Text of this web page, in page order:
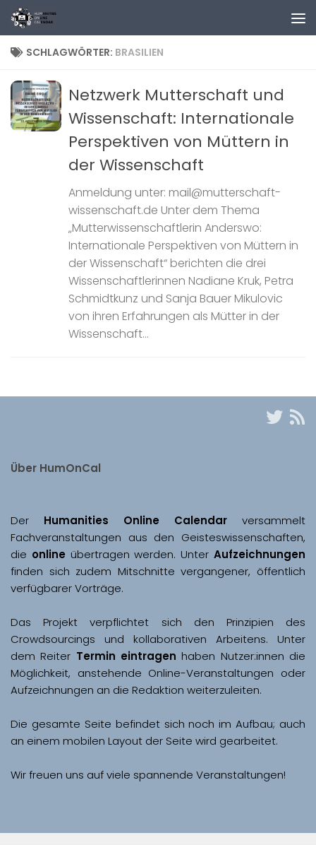
Zum Inhalt springen
SCHLAGWÖRTER: BRASILIEN
Netzwerk Mutterschaft und
Wissenschaft: Internationale
Perspektiven von Müttern in
der Wissenschaft
Anmeldung unter: mail@mutterschaft-
wissenschaft.de Unter dem Thema
„Mutterwissenschaftlerin Anderswo:
Internationale Perspektiven von Müttern in
der Wissenschaft“ berichten die drei
Wissenschaftlerinnen Nadiane Kruk, Petra
Schmidtkunz und Sanja Bauer Mikulovic
von ihren Erfahrungen als Mütter in der
Wissenschaft...
Über HumOnCal
Der Humanities Online Calendar versammelt
Fachveranstaltungen aus den Geisteswissenschaften,
die online übertragen werden. Unter Aufzeichnungen
finden sich zudem Mitschnitte vergangener, öffentlich
Das Projekt verpflichtet sich den Prinzipien des
Crowdsourcings und kollaborativen Arbeitens. Unter
dem Reiter Termin eintragen haben Nutzer:innen die
Möglichkeit, anstehende Online-Veranstaltungen oder
Aufzeichnungen an die Redaktion weiterzuleiten.
Die gesamte Seite befindet sich noch im Aufbau; auch
Wir freuen uns auf viele spannende Veranstaltungen!